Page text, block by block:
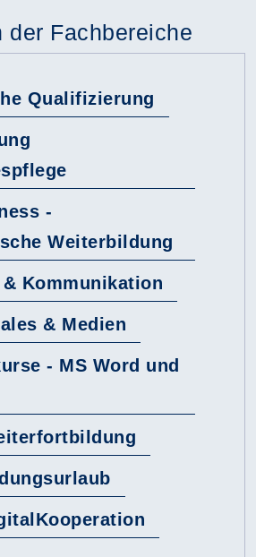
der Fachbereiche
Qualifizierung
-
Weiterbildung
Kommunikation
& Medien
- MS Word und